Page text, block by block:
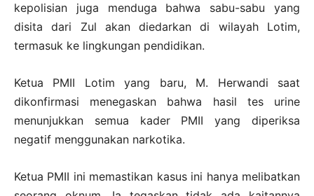
kepolisian juga menduga bahwa sabu-sabu yang
disita dari Zul akan diedarkan di wilayah Lotim,
termasuk ke lingkungan pendidikan.
Ketua PMII Lotim yang baru, M. Herwandi saat
dikonfirmasi menegaskan bahwa hasil tes urine
menunjukkan semua kader PMII yang diperiksa
negatif menggunakan narkotika.
Ketua PMII ini memastikan kasus ini hanya melibatkan